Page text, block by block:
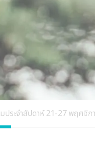
ประจำสัปดาห์ 21-27 พฤศจิก